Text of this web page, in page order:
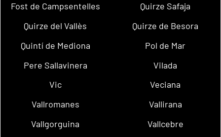
Fost de Campsentelles
Quirze Safaja
Quirze del Vallès
Quirze de Besora
Quintí de Mediona
Pol de Mar
Pere Sallavinera
Vilada
Vic
Veciana
Vallromanes
Vallirana
Vallgorguina
Vallcebre